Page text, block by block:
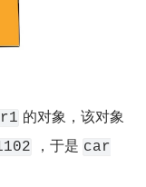
的对象，该对象
，于是 car